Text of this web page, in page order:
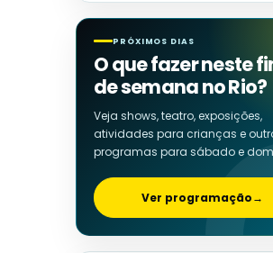
PRÓXIMOS DIAS
O que fazer neste
de semana no Rio?
Veja shows, teatro, exposições,
atividades para crianças e
programas para sábado e
Ver programação→